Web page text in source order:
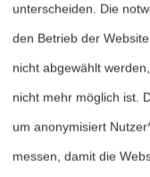
Heftarchiv
unterscheiden. Die
den Betrieb der
nicht abgewählt
nicht mehr möglich ist.
um anonymisiert
messen, damit die